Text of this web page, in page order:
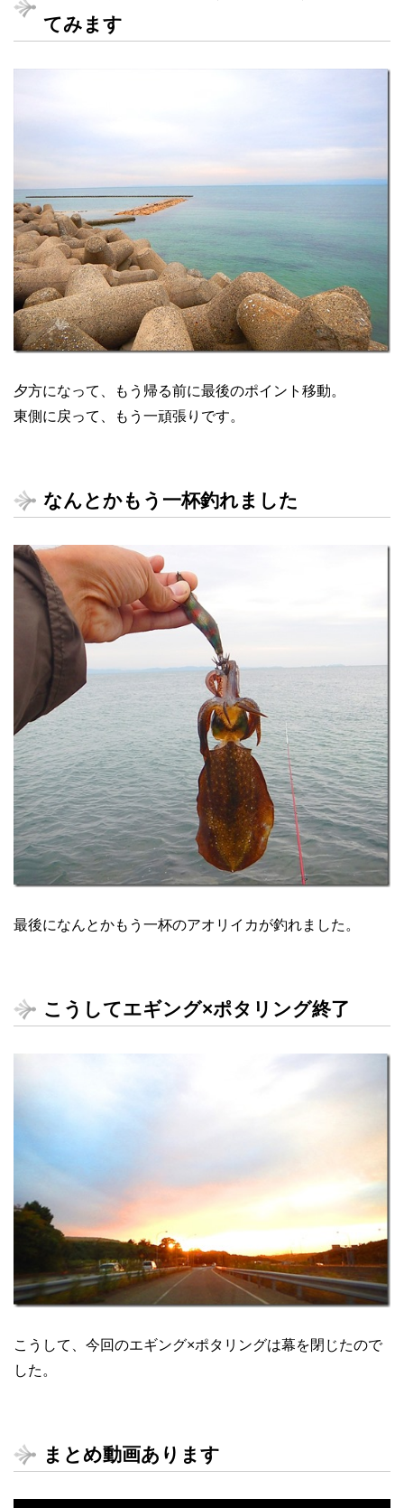
てみます
夕方になって、もう帰る前に最後のポイント移動。
東側に戻って、もう一頑張りです。
なんとかもう一杯釣れました
最後になんとかもう一杯のアオリイカが釣れました。
こうしてエギング×ポタリング終了
こうして、今回のエギング×ポタリングは幕を閉じたので
した。
まとめ動画あります